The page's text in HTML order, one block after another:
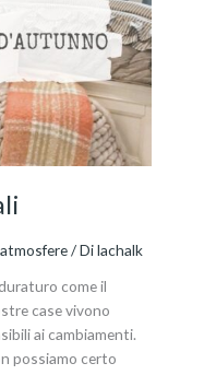
/ Dilachalk
come il
case vivono
ai cambiamenti.
possiamo certo